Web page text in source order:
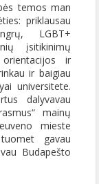
temos man
priklausau
LGBT+
įsitikinimų
orientacijos ir
ir baigiau
universitete.
dalyvavau
mainų
mieste
gavau
Budapešto